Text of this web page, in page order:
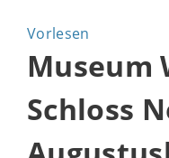
Vorlesen
Museum
Schloss